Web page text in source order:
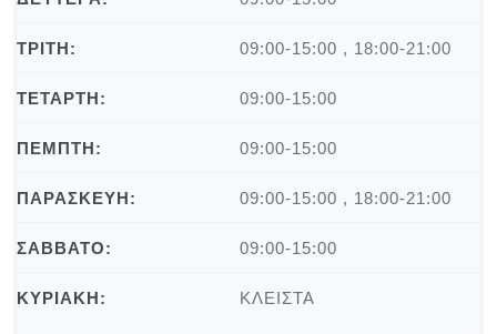
ΤΡΙΤΗ: 09:00-15:00 , 18:00-21:00
ΤΕΤΑΡΤΗ: 09:00-15:00
ΠΕΜΠΤΗ: 09:00-15:00
ΠΑΡΑΣΚΕΥΗ: 09:00-15:00 , 18:00-21:00
ΣΑΒΒΑΤΟ: 09:00-15:00
ΚΥΡΙΑΚΗ: ΚΛΕΙΣΤΑ